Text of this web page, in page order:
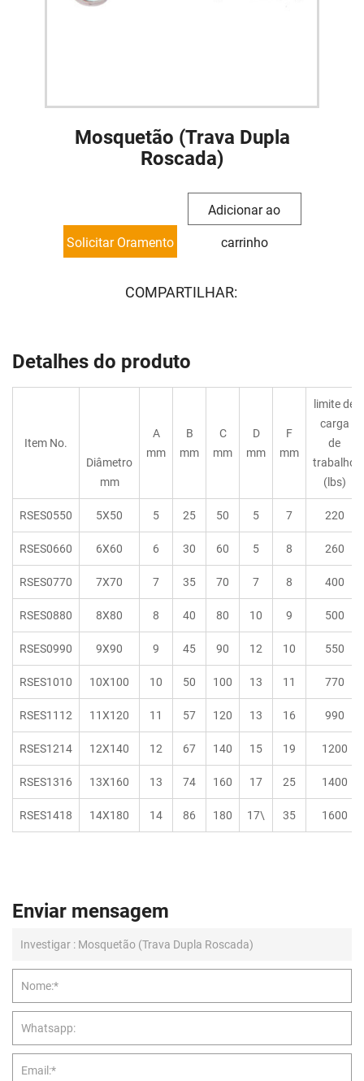
Mosquetão (Trava Dupla
Roscada)
Solicitar Oramento
Adicionar ao
carrinho
COMPARTILHAR:
Detalhes do produto
Item No.
Diâmetro
mm
A
mm
B
mm
C
mm
D
mm
F
mm
limite de
carga
de
trabalho
(lbs)
RSES0550 5X50 5 25 50 5 7 220
RSES0660 6X60 6 30 60 5 8 260
RSES0770 7X70 7 35 70 7 8 400
RSES0880 8X80 8 40 80 10 9 500
RSES0990 9X90 9 45 90 12 10 550
RSES1010 10X100 10 50 100 13 11 770
RSES1112 11X120 11 57 120 13 16 990
RSES1214 12X140 12 67 140 15 19 1200
RSES1316 13X160 13 74 160 17 25 1400
RSES1418 14X180 14 86 180 17\ 35 1600
Enviar mensagem